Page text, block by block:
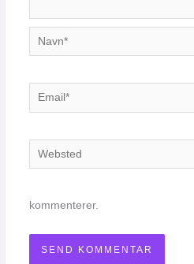
Navn*
Email*
Websted
kommenterer.